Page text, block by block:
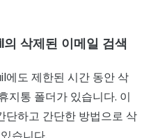
삭제된 이메일 검색
도 제한된 시간 동안 삭
지통 폴더가 있습니다. 이
단하고 간단한 방법으로 삭